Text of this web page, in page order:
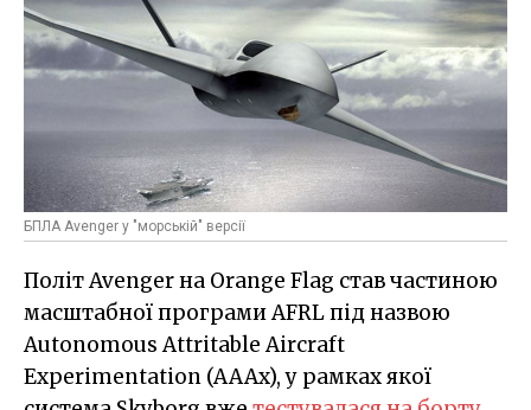
БПЛА Avenger у "морській" версії
Політ Avenger на Orange Flag став частиною
масштабної програми AFRL під назвою
Autonomous Attritable Aircraft
Experimentation (AAAx), у рамках якої